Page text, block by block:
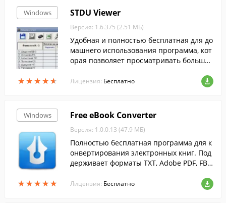
Windows
★★★★★
★★★★★
STDU Viewer
Версия: 1.6.375 (2.51 МБ)
Удобная и полностью бесплатная для до
машнего использования программа, кот
орая позволяет просматривать большое
иксов.
Лицензия: Бесплатно
Windows
★★★★★
★★★★★
Free eBook Converter
Версия: 1.0.0.13 (47.9 МБ)
Полностью бесплатная программа для к
онвертирования электронных книг. Под
держивает форматы TXT, Adobe PDF, FB2,
Лицензия: Бесплатно